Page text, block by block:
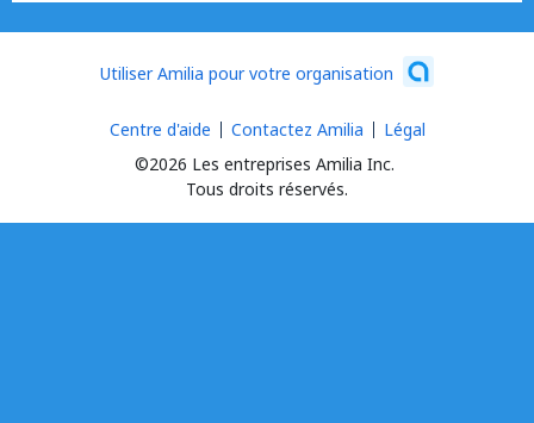
Utiliser Amilia pour votre organisation
©2026 Les entreprises Amilia Inc.
Tous droits réservés.
Centre d'aide Contactez Amilia Légal